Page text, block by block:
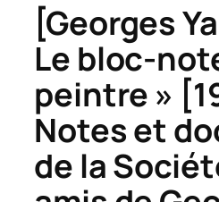
[Georges
Le bloc-
peintre »
Notes et
de la